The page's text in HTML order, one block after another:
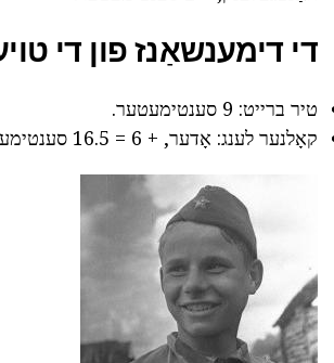
די דימענשאַנז פון די
טיר ברייט: 9 סענטימעטער.
קאָלנער לענג: אָדער, + 6 = 16.5 סענטימעטער.